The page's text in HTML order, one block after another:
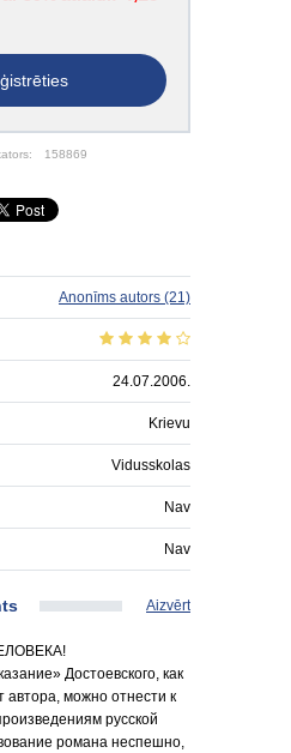
158869
Anonīms autors (21)
24.07.2006.
Krievu
Vidusskolas
Nav
Nav
Aizvērt
Достоевского, как
автора, можно отнести к
русской
романа неспешно,